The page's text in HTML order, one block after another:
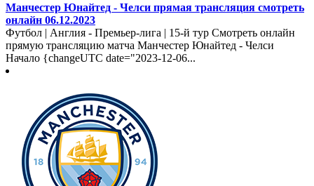
Манчестер Юнайтед - Челси прямая трансляция смотреть
онлайн 06.12.2023
Футбол | Англия - Премьер-лига | 15-й тур Смотреть онлайн
прямую трансляцию матча Манчестер Юнайтед - Челси
Начало {changeUTC date="2023-12-06...